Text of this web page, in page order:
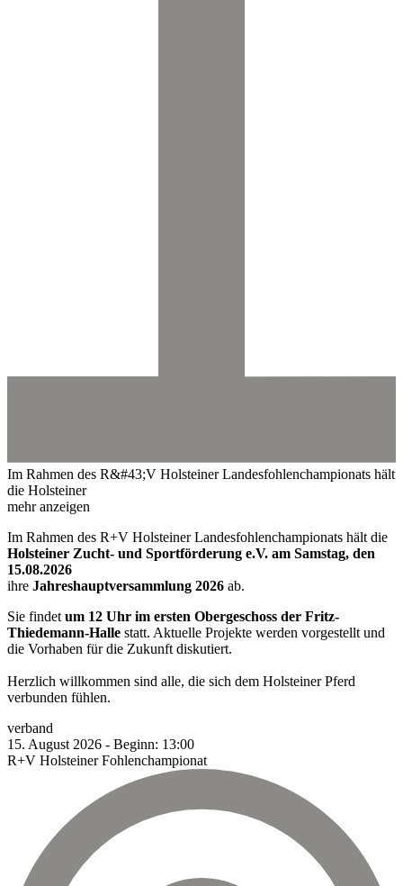
Im Rahmen des R&#43;V Holsteiner Landesfohlenchampionats hält
die Holsteiner
mehr anzeigen
Im Rahmen des R+V Holsteiner Landesfohlenchampionats hält die
Holsteiner Zucht- und Sportförderung e.V. am Samstag, den
15.08.2026
ihre Jahreshauptversammlung 2026 ab.
Sie findet um 12 Uhr im ersten Obergeschoss der Fritz-
Thiedemann-Halle statt. Aktuelle Projekte werden vorgestellt und
die Vorhaben für die Zukunft diskutiert.
Herzlich willkommen sind alle, die sich dem Holsteiner Pferd
verbunden fühlen.
verband
15. August 2026 - Beginn: 13:00
R+V Holsteiner Fohlenchampionat